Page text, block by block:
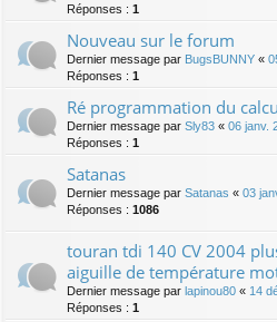
Réponses : 1
Nouveau sur le forum
Dernier message par BugsBUNNY «
Réponses : 1
Ré programmation du
Dernier message par Sly83 « 06 janv.
Réponses : 1
Satanas
Dernier message par Satanas « 03
Réponses : 1086
touran tdi 140 CV 2004
aiguille de température
Dernier message par lapinou80 « 14
Réponses : 1